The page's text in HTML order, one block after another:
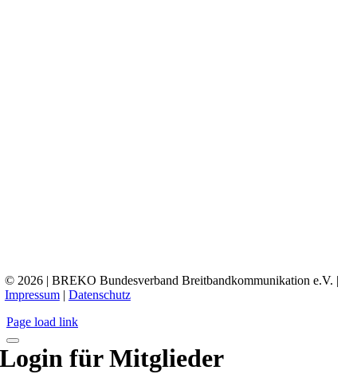
© 2026 | BREKO Bundesverband Breitbandkommunikation e.V. |
Impressum| Datenschutz
Page load link
Login für Mitglieder